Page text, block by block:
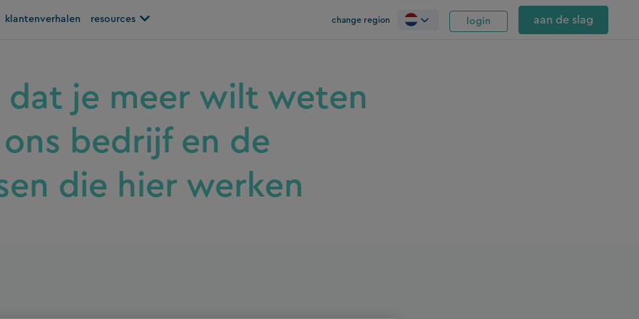
klantenverhalen resources Open resources change region login aan de slag
dat je meer wilt weten
bedrijf en de
die hier werken